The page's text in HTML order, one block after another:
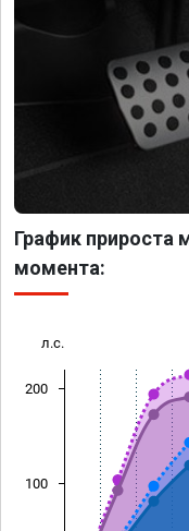
График прироста
момента:
л.с.
100
200